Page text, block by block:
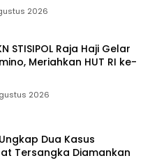
2026
STISIPOL Raja Haji Gelar
Meriahkan HUT RI ke-
2026
Dua Kasus
Tersangka Diamankan